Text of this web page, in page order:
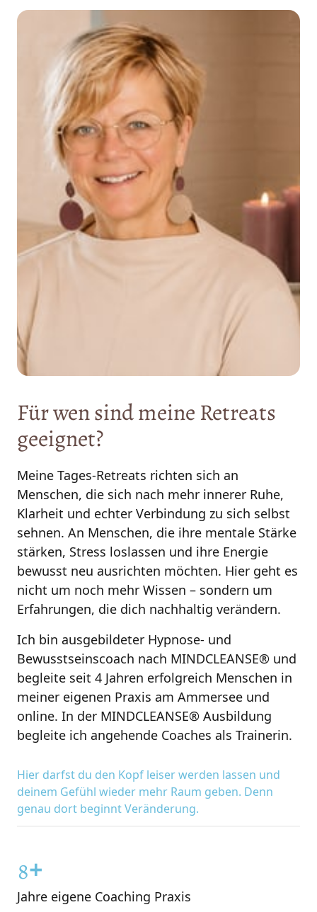
Für wen sind meine
geeignet?
Meine Tages-Retreats richten sich an
Menschen, die sich nach mehr innerer Ruhe,
Klarheit und echter Verbindung zu sich selbst
sehnen. An Menschen, die ihre mentale Stärke
stärken, Stress loslassen und ihre Energie
bewusst neu ausrichten möchten. Hier geht es
nicht um noch mehr Wissen – sondern um
Erfahrungen, die dich nachhaltig verändern.
Ich bin ausgebildeter Hypnose- und
Bewusstseinscoach nach MINDCLEANSE® und
begleite seit 4 Jahren erfolgreich Menschen in
meiner eigenen Praxis am Ammersee und
online. In der MINDCLEANSE® Ausbildung
begleite ich angehende Coaches als Trainerin.
Hier darfst du den Kopf leiser werden lassen
deinem Gefühl wieder mehr Raum geben.
genau dort beginnt Veränderung.
0
1
2
3
4
5
6
8
9
+
Jahre eigene Coaching Praxis
1
2